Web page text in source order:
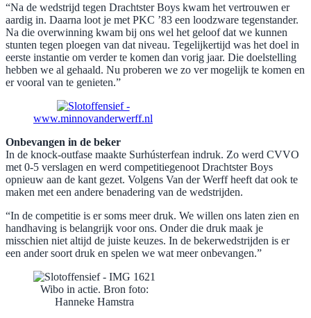
“Na de wedstrijd tegen Drachtster Boys kwam het vertrouwen er
aardig in. Daarna loot je met PKC ’83 een loodzware tegenstander.
Na die overwinning kwam bij ons wel het geloof dat we kunnen
stunten tegen ploegen van dat niveau. Tegelijkertijd was het doel in
eerste instantie om verder te komen dan vorig jaar. Die doelstelling
hebben we al gehaald. Nu proberen we zo ver mogelijk te komen en
er vooral van te genieten.”
www.minnovanderwerff.nl
Onbevangen in de beker
In de knock-outfase maakte Surhústerfean indruk. Zo werd CVVO
met 0-5 verslagen en werd competitiegenoot Drachtster Boys
opnieuw aan de kant gezet. Volgens Van der Werff heeft dat ook te
maken met een andere benadering van de wedstrijden.
“In de competitie is er soms meer druk. We willen ons laten zien en
handhaving is belangrijk voor ons. Onder die druk maak je
misschien niet altijd de juiste keuzes. In de bekerwedstrijden is er
een ander soort druk en spelen we wat meer onbevangen.”
Wibo in actie. Bron foto:
Hanneke Hamstra